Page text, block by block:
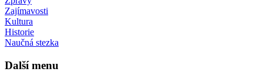
Zajímavosti
Kultura
Historie
Naučná stezka
Další menu